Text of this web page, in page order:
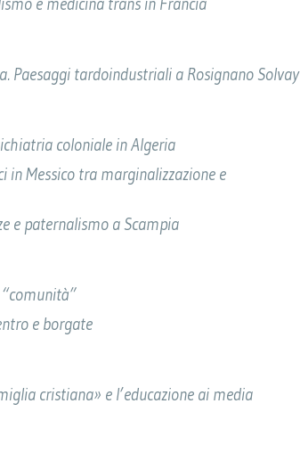
Paesaggi tardoindustriali a Rosignano Solvay
coloniale in Algeria
in Messico tra marginalizzazione e
e paternalismo a Scampia
e borgate
cristiana» e l’educazione ai media